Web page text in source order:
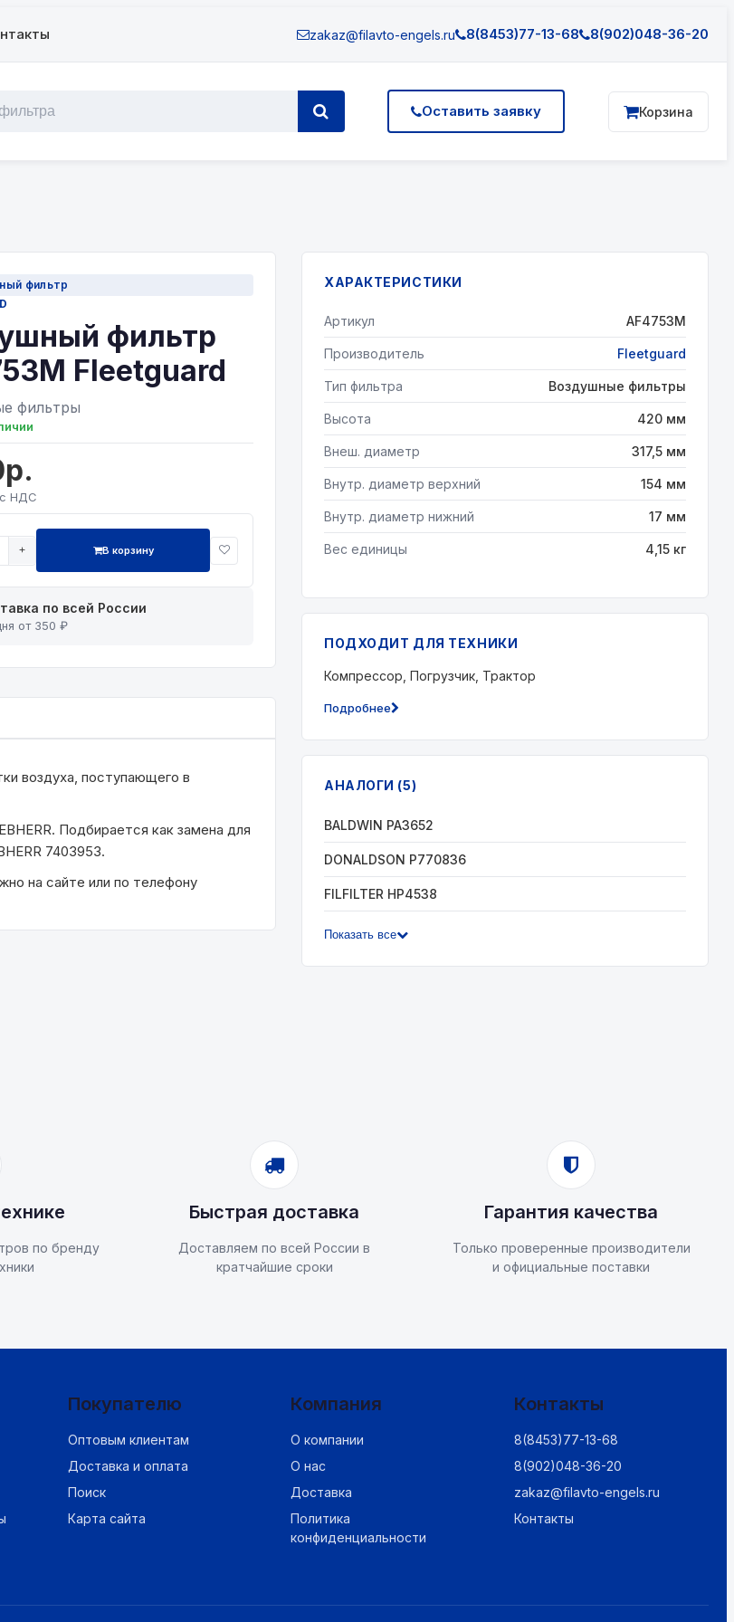
zakaz@filavto-engels.ru 8(8453)77-13-68 8(902)048-36-20
Оставить заявку Корзина
фильтр
фильтр
Fleetguard
фильтры
НДС
+ В корзину
по всей России
от 350 ₽
воздуха, поступающего в
Подбирается как замена для
7403953.
на сайте или по телефону
ХАРАКТЕРИСТИКИ
Артикул AF4753М
Производитель Fleetguard
Тип фильтра Воздушные фильтры
Высота 420 мм
Внеш. диаметр 317,5 мм
Внутр. диаметр верхний 154 мм
Внутр. диаметр нижний 17 мм
Вес единицы 4,15 кг
ПОДХОДИТ ДЛЯ ТЕХНИКИ
Компрессор, Погрузчик, Трактор
Подробнее
АНАЛОГИ (5)
BALDWIN PA3652
DONALDSON P770836
FILFILTER HP4538
Показать все
по бренду
Быстрая доставка
Доставляем по всей России в
кратчайшие сроки
Гарантия качества
Только проверенные производители
и официальные поставки
Покупателю
Оптовым клиентам
Доставка и оплата
Поиск
Карта сайта
Компания
О компании
О нас
Доставка
Политика
конфиденциальности
Контакты
8(8453)77-13-68
8(902)048-36-20
zakaz@filavto-engels.ru
Контакты